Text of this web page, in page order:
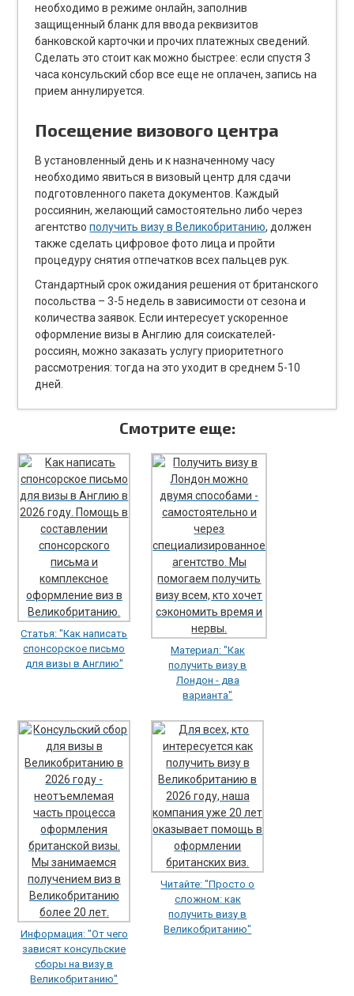
необходимо в режиме онлайн, заполнив
защищенный бланк для ввода реквизитов
банковской карточки и прочих платежных сведений.
Сделать это стоит как можно быстрее: если спустя 3
часа консульский сбор все еще не оплачен, запись на
прием аннулируется.
Посещение визового центра
В установленный день и к назначенному часу
необходимо явиться в визовый центр для сдачи
подготовленного пакета документов. Каждый
россиянин, желающий самостоятельно либо через
агентствополучить визу в Великобританию, должен
также сделать цифровое фото лица и пройти
процедуру снятия отпечатков всех пальцев рук.
Стандартный срок ожидания решения от британского
посольства – 3-5 недель в зависимости от сезона и
количества заявок. Если интересует ускоренное
оформление визы в Англию для соискателей-
россиян, можно заказать услугу приоритетного
рассмотрения: тогда на это уходит в среднем 5-10
дней.
Смотрите еще:
Статья: "Как написать
спонсорское письмо
для визы в Англию"
Материал: "Как
получить визу в
Лондон - два
варианта"
Информация: "От чего
зависят консульские
сборы на визу в
Великобританию"
Читайте: "Просто о
сложном: как
получить визу в
Великобританию"